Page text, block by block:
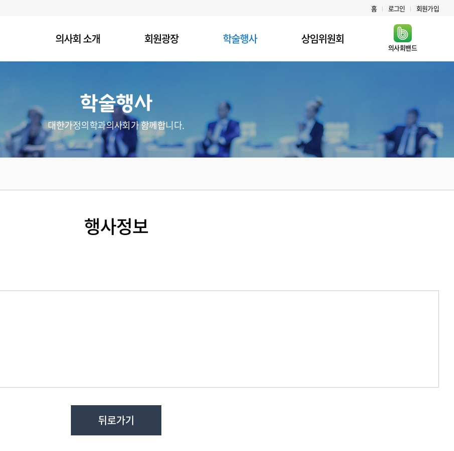
홈 로그인 회원가입
의사회 소개 회원광장 학술행사 상임위원회
의사회밴드
학술행사
대한가정의학과의사회가 함께합니다.
행사정보
뒤로가기